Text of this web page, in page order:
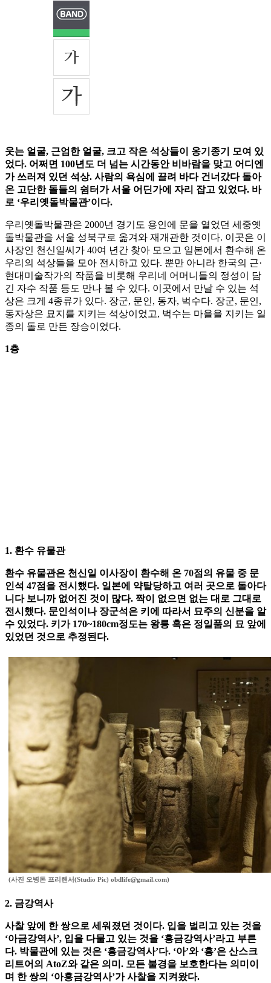
웃는 얼굴, 근엄한 얼굴, 크고 작은 석상들이 옹기종기 모여 있
었다. 어쩌면 100년도 더 넘는 시간동안 비바람을 맞고 어디엔
가 쓰러져 있던 석상. 사람의 욕심에 끌려 바다 건너갔다 돌아
온 고단한 돌들의 쉼터가 서울 어딘가에 자리 잡고 있었다. 바
로 ‘우리옛돌박물관’이다.
우리옛돌박물관은 2000년 경기도 용인에 문을 열었던 세중옛
돌박물관을 서울 성북구로 옮겨와 재개관한 것이다. 이곳은 이
사장인 천신일씨가 40여 년간 찾아 모으고 일본에서 환수해 온
우리의 석상들을 모아 전시하고 있다. 뿐만 아니라 한국의 근·
현대미술작가의 작품을 비롯해 우리네 어머니들의 정성이 담
긴 자수 작품 등도 만나 볼 수 있다. 이곳에서 만날 수 있는 석
상은 크게 4종류가 있다. 장군, 문인, 동자, 벅수다. 장군, 문인,
동자상은 묘지를 지키는 석상이었고, 벅수는 마을을 지키는 일
종의 돌로 만든 장승이었다.
1층
1. 환수 유물관
환수 유물관은 천신일 이사장이 환수해 온 70점의 유물 중 문
인석 47점을 전시했다. 일본에 약탈당하고 여러 곳으로 돌아다
니다 보니까 없어진 것이 많다. 짝이 없으면 없는 대로 그대로
전시했다. 문인석이나 장군석은 키에 따라서 묘주의 신분을 알
수 있었다. 키가 170~180cm정도는 왕릉 혹은 정일품의 묘 앞에
있었던 것으로 추정된다.
(사진 오병돈 프리랜서(Studio Pic) obdlife@gmail.com)
2. 금강역사
사찰 앞에 한 쌍으로 세워졌던 것이다. 입을 벌리고 있는 것을
‘아금강역사’, 입을 다물고 있는 것을 ‘흥금강역사’라고 부른
다. 박물관에 있는 것은 ‘흥금강역사’다. ‘아’와 ‘흥’은 산스크
리트어의 AtoZ와 같은 의미. 모든 불경을 보호한다는 의미이
며 한 쌍의 ‘아흥금강역사’가 사찰을 지켜왔다.